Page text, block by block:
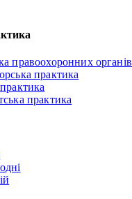
правоохоронних органів
практика
практика